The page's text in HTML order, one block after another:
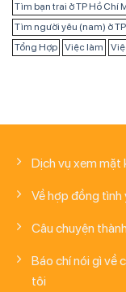
Tìm bạn trai ở TP Hồ Chí
Tìm người yêu (nam) ở
Tổng Hợp
Việc làm
Dịch vụ xem mặt
Về hợp đồng tình
Câu chuyện
Báo chí nói gì về
tôi